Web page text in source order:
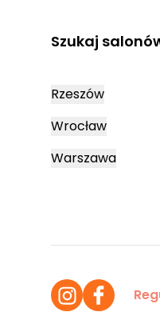
Szukaj
Rzeszów
Wrocław
Warszawa